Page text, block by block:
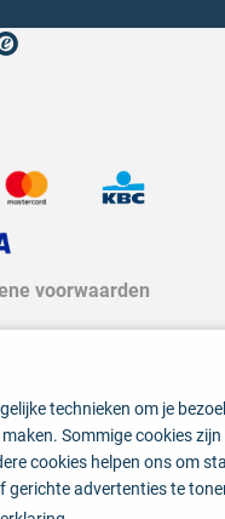
beoordelingen
voorwaarden
technieken om je
Sommige cookies
cookies helpen ons om
gerichte advertenties te